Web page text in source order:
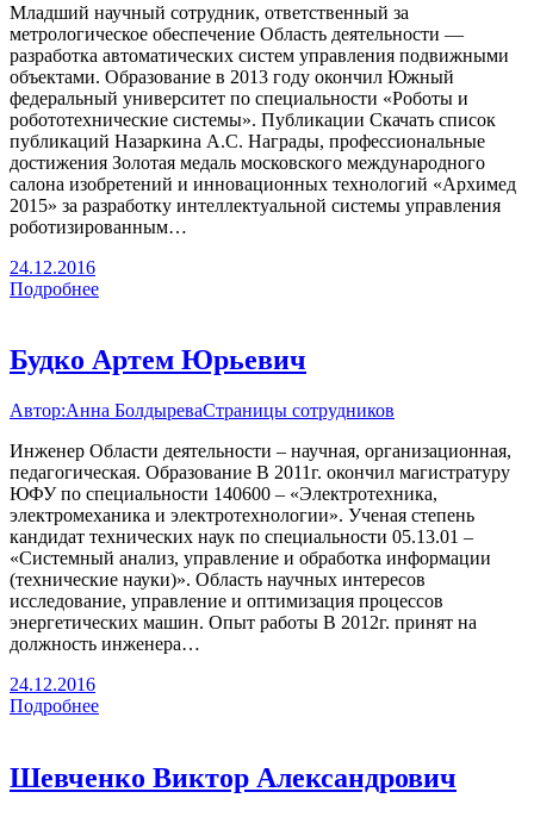
Младший научный сотрудник, ответственный за
метрологическое обеспечение Область деятельности —
разработка автоматических систем управления подвижными
объектами. Образование в 2013 году окончил Южный
федеральный университет по специальности «Роботы и
робототехнические системы». Публикации Скачать список
публикаций Назаркина А.С. Награды, профессиональные
достижения Золотая медаль московского международного
салона изобретений и инновационных технологий «Архимед
2015» за разработку интеллектуальной системы управления
роботизированным…
24.12.2016
Подробнее
Будко Артем Юрьевич
Автор:Анна БолдыреваСтраницы сотрудников
Инженер Области деятельности – научная, организационная,
педагогическая. Образование В 2011г. окончил магистратуру
ЮФУ по специальности 140600 – «Электротехника,
электромеханика и электротехнологии». Ученая степень
кандидат технических наук по специальности 05.13.01 –
«Системный анализ, управление и обработка информации
(технические науки)». Область научных интересов
исследование, управление и оптимизация процессов
энергетических машин. Опыт работы В 2012г. принят на
должность инженера…
24.12.2016
Подробнее
Шевченко Виктор Александрович